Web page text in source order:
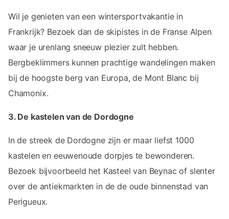
Wil je genieten van een wintersportvakantie in
Frankrijk? Bezoek dan de skipistes in de Franse Alpen
waar je urenlang sneeuw plezier zult hebben.
Bergbeklimmers kunnen prachtige wandelingen maken
bij de hoogste berg van Europa, de Mont Blanc bij
Chamonix.
3. De kastelen van de Dordogne
In de streek de Dordogne zijn er maar liefst 1000
kastelen en eeuwenoude dorpjes te bewonderen.
Bezoek bijvoorbeeld het Kasteel van Beynac of slenter
over de antiekmarkten in de de oude binnenstad van
Perigueux.